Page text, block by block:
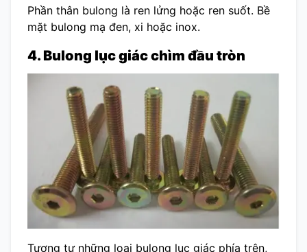
Phần thân bulong là ren lửng hoặc ren suốt. Bề
mặt bulong mạ đen, xi hoặc inox.
4. Bulong lục giác chìm đầu tròn
Tương tự những loại bulong lục giác phía trên,